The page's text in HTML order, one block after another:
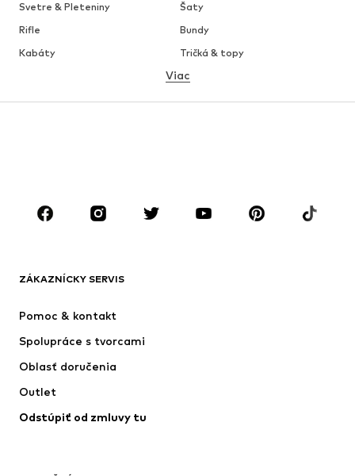
Svetre & Pleteniny
Šaty
Rifle
Bundy
Kabáty
Tričká & topy
Bielizeň
Sukne
Blúzky & tuniky
Doplnky
Premium
Nové
Bundy
Bielizeň
Kabáty
Plavky
Viac
ZÁKAZNÍCKY SERVIS
Pomoc & kontakt
Spolupráce s tvorcami
Oblasť doručenia
Outlet
Odstúpiť od zmluvy tu